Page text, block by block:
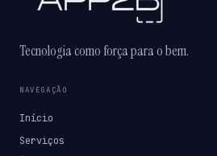
Tecnologia como força para o bem.
NAVEGAÇÃO
Início
Serviços